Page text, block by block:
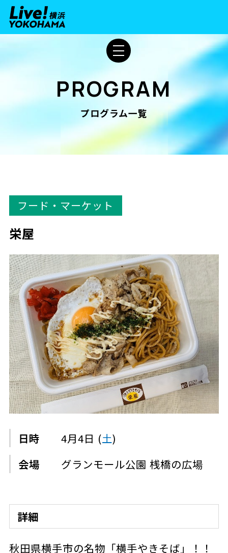
PROGRAM
プログラム一覧
フード・マーケット
栄屋
日時 4月4日 (土)
会場
グランモール公園 桟橋の広場
詳細
秋田県横手市の名物「横手やきそば」！！